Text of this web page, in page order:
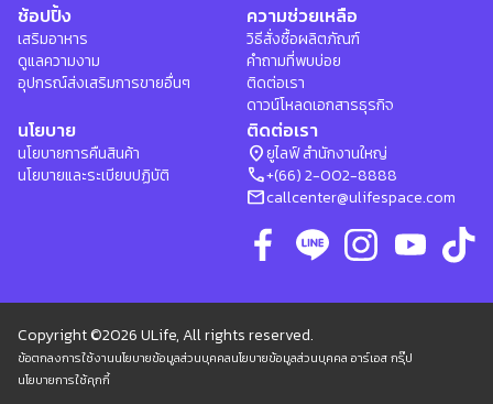
ช้อปปิ้ง
เสริมอาหาร
ดูแลความงาม
อุปกรณ์ส่งเสริมการขายอื่นๆ
ความช่วยเหลือ
วิธีสั่งซื้อผลิตภัณฑ์
คำถามที่พบบ่อย
ติดต่อเรา
ดาวน์โหลดเอกสารธุรกิจ
นโยบาย
นโยบายการคืนสินค้า
นโยบายและระเบียบปฏิบัติ
ติดต่อเรา
location_onยูไลฟ์ สำนักงานใหญ่
phone+(66) 2-002-8888
mailcallcenter@ulifespace.com
Copyright ©2026 ULife, All rights reserved.
ข้อตกลงการใช้งานนโยบายข้อมูลส่วนบุคคลนโยบายข้อมูลส่วนบุคคล อาร์เอส กรุ๊ป
นโยบายการใช้คุกกี้